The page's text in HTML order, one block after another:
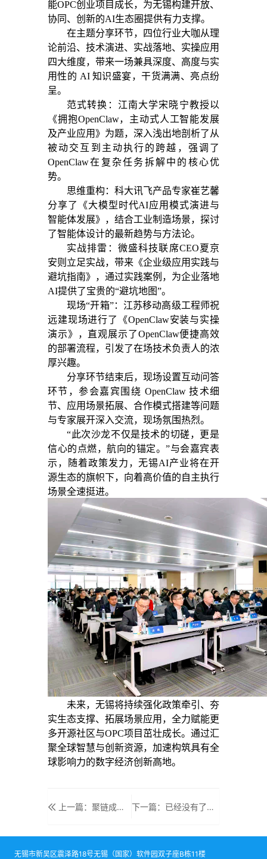
能OPC创业项目成长，为无锡构建开放、
协同、创新的AI生态圈提供有力支撑。
在主题分享环节，四位行业大咖从理
论前沿、技术演进、实战落地、实操应用
四大维度，带来一场兼具深度、高度与实
用性的 AI 知识盛宴，干货满满、亮点纷
呈。
范式转换：江南大学宋晓宁教授以
《拥抱OpenClaw，主动式人工智能发展
及产业应用》为题，深入浅出地剖析了从
被动交互到主动执行的跨越，强调了
OpenClaw在复杂任务拆解中的核心优
势。
思维重构：科大讯飞产品专家崔艺馨
分享了《大模型时代AI应用模式演进与
智能体发展》，结合工业制造场景，探讨
了智能体设计的最新趋势与方法论。
实战排雷：微盛科技联席CEO夏京
安则立足实战，带来《企业级应用实践与
避坑指南》，通过实践案例，为企业落地
AI提供了宝贵的“避坑地图”。
现场“开箱”：江苏移动高级工程师祝
远建现场进行了《OpenClaw安装与实操
演示》，直观展示了OpenClaw便捷高效
的部署流程，引发了在场技术负责人的浓
厚兴趣。
分享环节结束后，现场设置互动问答
环节，参会嘉宾围绕 OpenClaw 技术细
节、应用场景拓展、合作模式搭建等问题
与专家展开深入交流，现场氛围热烈。
“此次沙龙不仅是技术的切磋，更是
信心的点燃，航向的锚定。”与会嘉宾表
示，随着政策发力，无锡AI产业将在开
源生态的旗帜下，向着高价值的自主执行
场景全速挺进。
未来，无锡将持续强化政策牵引、夯
实生态支撑、拓展场景应用，全力赋能更
多开源社区与OPC项目茁壮成长。通过汇
聚全球智慧与创新资源，加速构筑具有全
球影响力的数字经济创新高地。
上一篇：聚链成势 · 生态共荣——无锡市软件行业协会五届四次会员代表大会暨2026产业创新发展大会圆满召开 下一篇：已经没有了
无锡市新吴区震泽路18号无锡（国家）软件园双子座B栋11楼